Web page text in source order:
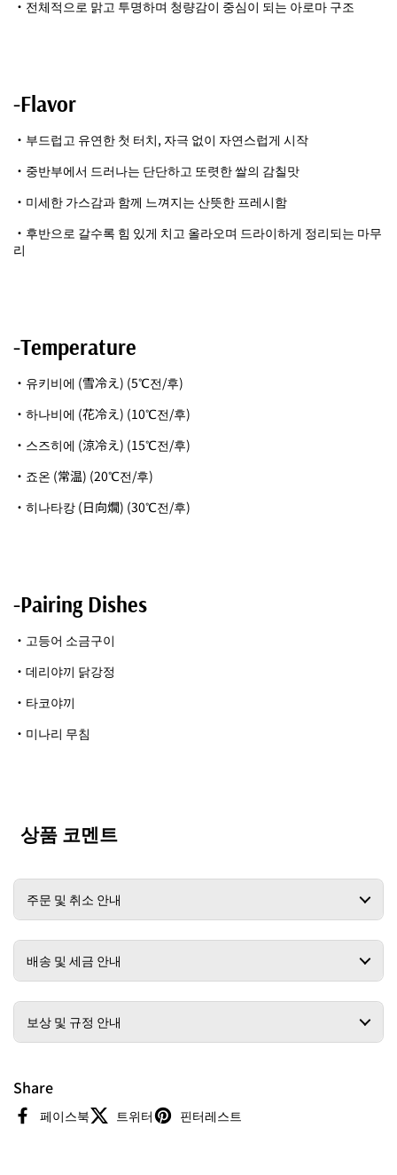
・전체적으로 맑고 투명하며 청량감이 중심이 되는 아로마 구조
-Flavor
・부드럽고 유연한 첫 터치, 자극 없이 자연스럽게 시작
・중반부에서 드러나는 단단하고 또렷한 쌀의 감칠맛
・미세한 가스감과 함께 느껴지는 산뜻한 프레시함
・후반으로 갈수록 힘 있게 치고 올라오며 드라이하게 정리되는 마무
리
-Temperature
・유키비에 (雪冷え) (5℃전/후)
・하나비에 (花冷え) (10℃전/후)
・스즈히에 (涼冷え) (15℃전/후)
・죠온 (常温) (20℃전/후)
・히나타캉 (日向燗) (30℃전/후)
-Pairing Dishes
・고등어 소금구이
・데리야끼 닭강정
・타코야끼
・미나리 무침
상품 코멘트
주문 및 취소 안내
배송 및 세금 안내
보상 및 규정 안내
Share
페이스북 트위터 핀터레스트